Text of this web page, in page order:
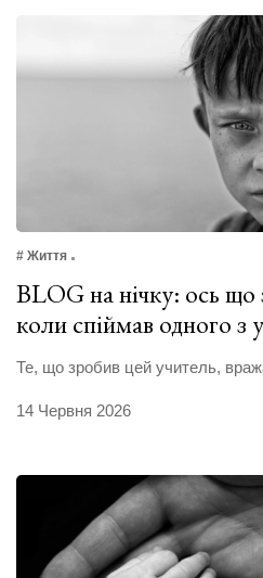
# Життя
BLOG на нічку: ось що
коли спіймав одного з
Те, що зробив цей учитель,
14 Червня 2026